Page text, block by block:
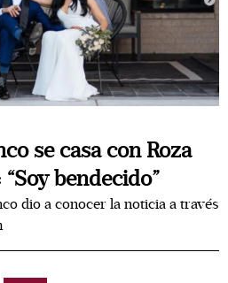
se casa con Roza
bendecido”
dio a conocer la noticia a través